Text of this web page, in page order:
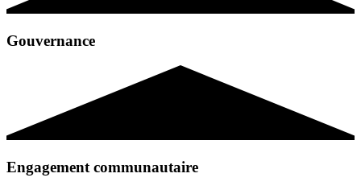
Gouvernance
Engagement communautaire